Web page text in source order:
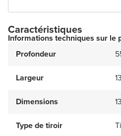
Caractéristiques
Informations techniques sur le
Profondeur
Largeur
Dimensions
Type de tiroir